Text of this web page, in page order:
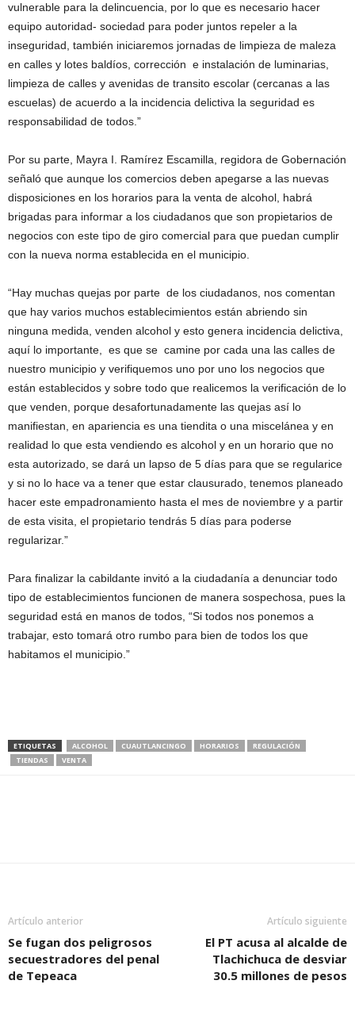
vulnerable para la delincuencia, por lo que es necesario hacer
equipo autoridad- sociedad para poder juntos repeler a la
inseguridad, también iniciaremos jornadas de limpieza de maleza
en calles y lotes baldíos, corrección e instalación de luminarias,
limpieza de calles y avenidas de transito escolar (cercanas a las
escuelas) de acuerdo a la incidencia delictiva la seguridad es
responsabilidad de todos.”
Por su parte, Mayra I. Ramírez Escamilla, regidora de Gobernación
señaló que aunque los comercios deben apegarse a las nuevas
disposiciones en los horarios para la venta de alcohol, habrá
brigadas para informar a los ciudadanos que son propietarios de
negocios con este tipo de giro comercial para que puedan cumplir
con la nueva norma establecida en el municipio.
“Hay muchas quejas por parte de los ciudadanos, nos comentan
que hay varios muchos establecimientos están abriendo sin
ninguna medida, venden alcohol y esto genera incidencia delictiva,
aquí lo importante, es que se camine por cada una las calles de
nuestro municipio y verifiquemos uno por uno los negocios que
están establecidos y sobre todo que realicemos la verificación de lo
que venden, porque desafortunadamente las quejas así lo
manifiestan, en apariencia es una tiendita o una miscelánea y en
realidad lo que esta vendiendo es alcohol y en un horario que no
esta autorizado, se dará un lapso de 5 días para que se regularice
y si no lo hace va a tener que estar clausurado, tenemos planeado
hacer este empadronamiento hasta el mes de noviembre y a partir
de esta visita, el propietario tendrás 5 días para poderse
regularizar.”
Para finalizar la cabildante invitó a la ciudadanía a denunciar todo
tipo de establecimientos funcionen de manera sospechosa, pues la
seguridad está en manos de todos, “Si todos nos ponemos a
trabajar, esto tomará otro rumbo para bien de todos los que
habitamos el municipio.”
ETIQUETAS ALCOHOL CUAUTLANCINGO HORARIOS
REGULACIÓN
TIENDAS
VENTA
Artículo anterior
Se fugan dos peligrosos
secuestradores del penal
de Tepeaca
Artículo siguiente
El PT acusa al alcalde de
Tlachichuca de desviar
30.5 millones de pesos